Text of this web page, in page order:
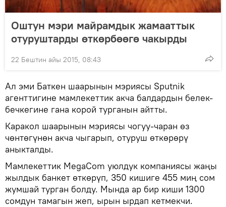
Оштун мэри майрамдык жамааттык
отуруштарды өткөрбөөгө чакырды
22 Бештин айы 2015, 08:43
Ал эми Баткен шаарынын мэриясы Sputnik
агенттигине мамлекеттик акча балдардын белек-
бечкегине гана корой турганын айтты.
Каракол шаарынын мэриясы чогуу-чаран өз
чөнтөгүнөн акча чыгарып, отуруш өткөрөрү
аныкталды.
Мамлекеттик MegaCom уюлдук компаниясы жаңы
жылдык банкет өткөрүп, 350 кишиге 455 миң сом
жумшай турган болду. Мында ар бир киши 1300
сомдун тамагын жеп, ырын ырдап кетмекчи.